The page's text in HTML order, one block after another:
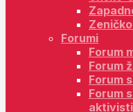
Forumi
Forum
Forum
Forum
Forum